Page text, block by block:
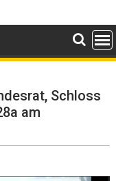
Schloss
am